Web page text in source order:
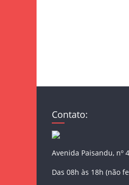
Contato:
Avenida Paisandu, nº
Das 08h às 18h (não